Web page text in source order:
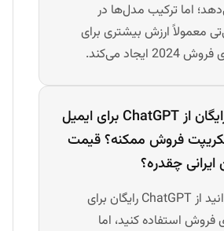
اما ترکیب مدل‌ها در
معمولاً ارزش بیشتری برای
ایجاد می‌کند.
استفاده رایگان از ChatGPT برای ایمیل
فروش ممکنه؟ قیمت
ایرانی چقدره؟
بله، می‌توانید از ChatGPT رایگان برای
فروش استفاده کنید، اما